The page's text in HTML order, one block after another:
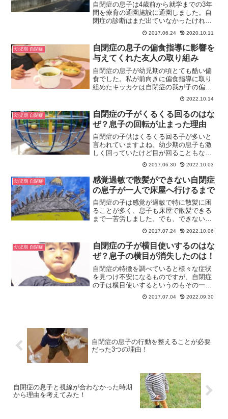
自閉症の息子は4歳前から就学までの3年
間を療育の通園施設に通園しました。自
閉症の診断はまだ出ていなかったけれ
ど、発達障害があることは間違いなかっ
たので、専門機関で療育した方が良いと
判断しました。療育施設へ通園して思っ
たことなどお話しします。
2017.06.24 2020.10.11
幼児期 自閉症
自閉症の息子の偏食指導に影響を
与えてくれた友人の取り組み
自閉症の息子が幼児期の頃とても酷い偏
食でした。私が前向きに偏食指導に取り
組めたキッカケは自閉症の我が子の偏食
に向き合った友人親子の影響が大きかっ
たと思います。今回は、そんな友人の取
り組みや息子の偏食指導について書いて
います。
2022.10.14
幼児期 自閉症
自閉症の子がくるくる回るのはな
ぜ？息子の回転が止まった理由
自閉症の子供はくるくる回る子が多いと
言われていますよね。幼少期の息子も激
しく回っていたけど目が回ることもなく
不思議でした。でも、現在は彼が回るこ
とはないです。そんな息子が受けた感覚
統合訓練や回転が止まった理由を私なり
の考察でお話しします。
2017.06.30 2022.10.03
幼児期 自閉症
感覚過敏で散髪ができない自閉症
の息子が一人で床屋へ行けるまで
自閉症の子は感覚が過敏で特に散髪に困
ることが多く、息子も床屋で散髪できる
まで一苦労しました。でも、できないか
らと経験を積まなければ何時まで経って
もできるようになりません。今回は自閉
症の息子がで一人で床屋へ行けるまでの
様子をお話しします。
2017.07.24 2022.10.06
幼児期 自閉症
自閉症の子が横目使いするのはな
ぜ？息子の横目が消失したのは！
自閉症の特徴を調べていると様々な症状
を見つけ不安になるものですが、自閉症
の子は横目使いするというのもその一つ
ですよね。息子も幼少期に横目使いをし
ていました。親の欲目で見ても異様さが
2017.07.04 2022.09.30
自閉症の息子の行動を整えることが必要
だった3つの理由！
自閉症の息子と視線が合わなかった時期
から理由を考えてみた！